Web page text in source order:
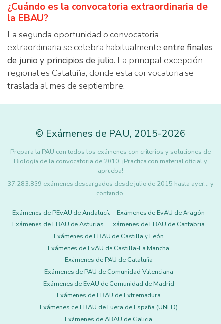
¿Cuándo es la convocatoria extraordinaria de
la EBAU?
La segunda oportunidad o convocatoria
extraordinaria se celebra habitualmente entre finales
de junio y principios de julio. La principal excepción
regional es Cataluña, donde esta convocatoria se
traslada al mes de septiembre.
© Exámenes de PAU, 2015-2026
Prepara la PAU con todos los exámenes con criterios y soluciones de
Biología de la convocatoria de 2010. ¡Practica con material oficial y
aprueba!
37.283.839 exámenes descargados desde julio de 2015 hasta ayer... y
contando.
Exámenes de PEvAU de Andalucía
Exámenes de EvAU de Aragón
Exámenes de EBAU de Asturias
Exámenes de EBAU de Cantabria
Exámenes de EBAU de Castilla y León
Exámenes de EvAU de Castilla-La Mancha
Exámenes de PAU de Cataluña
Exámenes de PAU de Comunidad Valenciana
Exámenes de EvAU de Comunidad de Madrid
Exámenes de EBAU de Extremadura
Exámenes de EBAU de Fuera de España (UNED)
Exámenes de ABAU de Galicia